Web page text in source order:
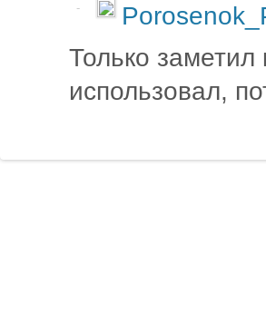
-
Только
использовал,